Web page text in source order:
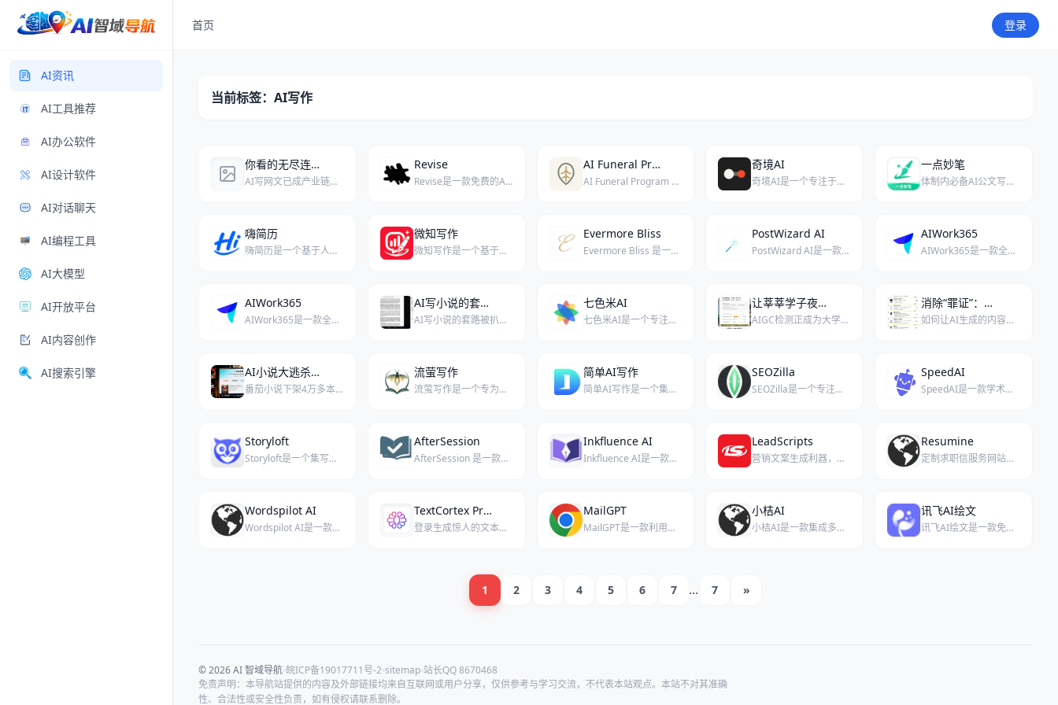
AI资讯
AI工具推荐
AI办公软件
AI设计软件
AI对话聊天
AI编程工具
AI大模型
AI开放平台
AI内容创作
AI搜索引擎
首页 登录
当前标签：AI写作
你看的无尽连载，作者可能已经不当人了
AI写网文已成产业链，作者用AI日更数万字骗订阅，读者和手搓作者双双受害，平台整治却难防暗流。
Revise
Revise是一款免费的AI文档编辑器，内置强大的AI代理，帮助用户高效编辑和优化文档。
AI Funeral Program Maker
AI Funeral Program Maker是一款利用AI技术快速生成葬礼程序并可免费撰写悼词的在线工具，支持上传家庭信息、照片和服务详情，输出可编辑的样稿并下载印刷级PDF。
奇境AI
奇境AI是一个专注于同人小说创作的AI驱动平台，支持前传、续写、改编、番外、重生、穿越、架空、衍生、综漫及OC等多种类型，让用户自由实现任何脑洞。
一点妙笔
体制内必备AI公文写作助手，专为党政机关、企事业单位用户提供高效智能的公文撰写解决方案。
嗨简历
嗨简历是一个基于人工智能的简历生成与优化平台，帮助求职者快速创建专业简历。
微知写作
微知写作是一个基于大数据与人工智能的写作分析与热点洞察平台。
Evermore Bliss
Evermore Bliss 是一个利用人工智能技术生成真挚、个性化婚礼致辞的在线工具，旨在帮助用户轻松创作动人的婚礼祝酒词。
PostWizard AI
PostWizard AI是一款结合AI推文生成与X（Twitter）排程发布的增长工具，帮助用户高效创建内容并扩大受众。
AIWork365
AIWork365是一款全场景AI写作工具，覆盖各类办公与创作需求，让内容生成更高效、更轻松。
AIWork365
AIWork365是一款全场景AI写作工具，致力于让创作更简单、办公更轻松。
AI写小说的套路被扒光了： Claude爱平铺，GPT总做梦，Gemini只会“他如何如何”
AI写小说的套路被扒光了： Claude爱平铺，GPT总做梦，Gemini只会“他如何如何”
七色米AI
七色米AI是一个专注于电商领域的AI图文创作平台，帮助用户高效生成商品图文内容。
让莘莘学子夜不能寐的AIGC检测，到底是什么
AIGC检测正成为大学生学术写作的新“达摩克利斯之剑”，让无数熬夜赶论文的学生胆战心惊。
消除“罪证”：给写作去除“AI味”的不完全手册（2026版）
如何让AI生成的内容更像人类手笔？本文从词汇、节奏、情感和排版四个维度，为你提供一份2026年实用的“去AI味”操作指南。
AI小说大逃杀：百万在读被下架，“一键生成”时代结束
番茄小说下架4万多本AI生成违规书籍，星月写作旗下多部百万在读爆款全军覆没，“一键生成”时代面临终结。
流萤写作
流萤写作是一个专为小说与长篇创作打造的AI辅助平台，帮助写作者将灵感持续转化为完整作品。
简单AI写作
简单AI写作是一个集成了先进人工智能技术的智能文本生成平台，专注于帮助用户快速、高质量地完成各类写作任务。
SEOZilla
SEOZilla是一个专注于AI SEO与GEO内容自动化的平台，通过智能AI代理生成高质量、抗检测的文章，并自动分发至社交渠道以建立品牌权威。
SpeedAI
SpeedAI是一款学术辅助工具，可绕过AI检测并自动生成论文、PPT和报告。
Storyloft
Storyloft是一个集写作、插图和出版于一体的AI驱动创作平台。
AfterSession
AfterSession 是一款专为治疗师设计的AI文档助手，能将简短会谈摘要快速转化为结构化诊疗记录，无需录音或改变工作习惯。
Inkfluence AI
Inkfluence AI是一款免费的AI书籍生成工具，可在几分钟内创建电子书、PDF指南和有声书，无需写作或设计技能。
LeadScripts
营销文案生成利器，助力高效创作。
Resumine
定制求职信服务网站，专注于为不同职位提供个性化、专业化的求职信模板与撰写指导。
Wordspilot AI
Wordspilot AI是一款高效的AI内容创作工具，专为需要快速生成SEO优化和原创内容的用户设计。
TextCortex Prompt Marketplace
登录生成惊人的文本，TextCortex Prompt Marketplace是一个提供高质量Prompt模板的市场平台。
MailGPT
MailGPT是一款利用人工智能技术辅助用户高效撰写电子邮件的在线工具。
小桔AI
小桔AI是一款集成多种实用功能的智能助手应用，利用人工智能技术提升用户的日常工作效率。
讯飞AI绘文
讯飞AI绘文是一款免费的AI写作工具，可在5分钟内生成一篇原创稿件。
1 2 3 4 5 6 7 ... 7 »
© 2026 AI 智域导航 皖ICP备19017711号-2 sitemap 站长QQ 8670468
免责声明：本导航站提供的内容及外部链接均来自互联网或用户分享，仅供参考与学习交流，不代表本站观点。本站不对其准确
性、合法性或安全性负责，如有侵权请联系删除。